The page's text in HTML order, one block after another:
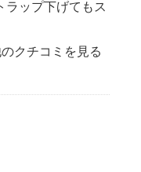
ラップ下げてもス
クチコミを見る